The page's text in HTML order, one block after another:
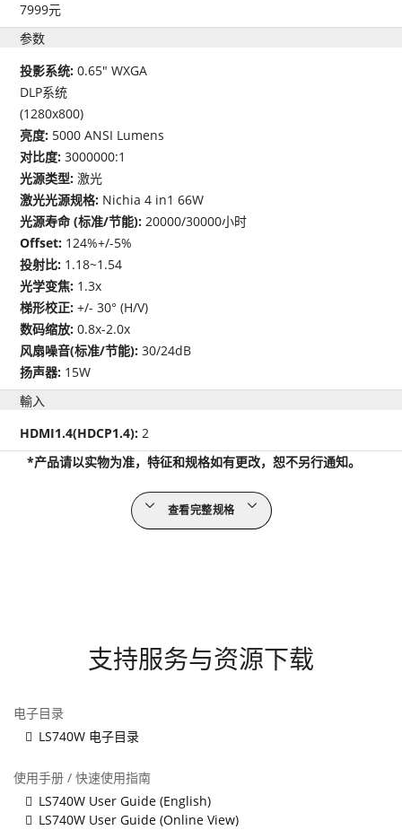
7999元
参数
投影系统:0.65" WXGA
DLP系统
(1280x800)
亮度: 5000 ANSI Lumens
对比度:3000000:1
光源类型:激光
激光光源规格: Nichia 4 in1 66W
光源寿命 (标准/节能):20000/30000小时
Offset: 124%+/-5%
投射比: 1.18~1.54
光学变焦: 1.3x
梯形校正:+/- 30° (H/V)
数码缩放:0.8x-2.0x
风扇噪音(标准/节能):30/24dB
扬声器: 15W
輸入
HDMI1.4(HDCP1.4):2
*产品请以实物为准，特征和规格如有更改，恕不另行通知。
查看完整规格
支持服务与资源下载
电子目录
LS740W 电子目录
使用手册 / 快速使用指南
LS740W User Guide (English)
LS740W User Guide (Online View)